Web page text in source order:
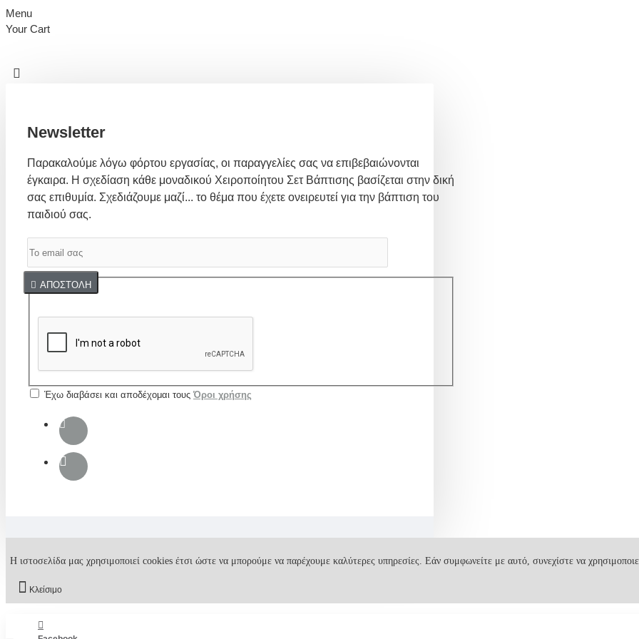
Menu
Your Cart
Newsletter
Παρακαλούμε λόγω φόρτου εργασίας, οι παραγγελίες σας να επιβεβαιώνονται
έγκαιρα. Η σχεδίαση κάθε μοναδικού Χειροποίητου Σετ Βάπτισης βασίζεται στην δική
σας επιθυμία. Σχεδιάζουμε μαζί... το θέμα που έχετε ονειρευτεί για την βάπτιση του
παιδιού σας.
ΑΠΟΣΤΟΛΉ
Captcha
Έχω διαβάσει και αποδέχομαι τους Όροι χρήσης
Η ιστοσελίδα μας χρησιμοποιεί cookies έτσι ώστε να μπορούμε να παρέχουμε καλύτερες υπηρεσίες. Εάν συμφωνείτε με αυτό, συνεχίστε να
Κλείσιμο